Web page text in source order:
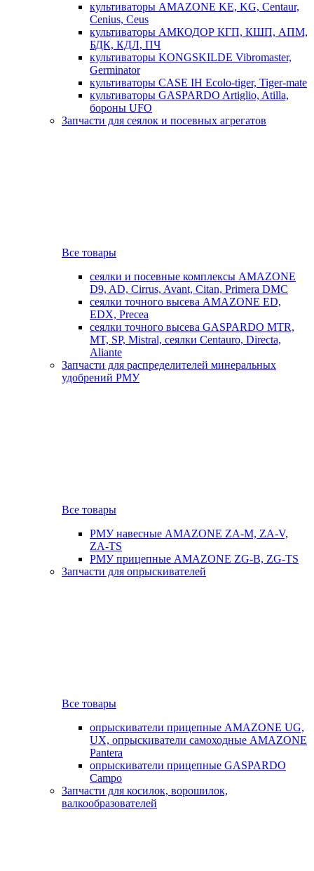
культиваторы AMAZONE KE, KG, Centaur,
Cenius, Ceus
культиваторы АМКОДОР КГП, КШП, АПМ,
БДК, КДЛ, ПЧ
культиваторы KONGSKILDE Vibromaster,
Germinator
культиваторы CASE IH Ecolo-tiger, Tiger-mate
культиваторы GASPARDO Artiglio, Atilla,
бороны UFO
Запчасти для сеялок и посевных агрегатов
Все товары
сеялки и посевные комплексы AMAZONE
D9, AD, Cirrus, Avant, Citan, Primera DMC
сеялки точного высева AMAZONE ED,
EDX, Precea
сеялки точного высева GASPARDO MTR,
MT, SP, Mistral, сеялки Centauro, Directa,
Aliante
Запчасти для распределителей минеральных
удобрений РМУ
Все товары
РМУ навесные AMAZONE ZA-M, ZA-V,
ZA-TS
РМУ прицепные AMAZONE ZG-B, ZG-TS
Запчасти для опрыскивателей
Все товары
опрыскиватели прицепные AMAZONE UG,
UX, опрыскиватели самоходные AMAZONE
Pantera
опрыскиватели прицепные GASPARDO
Campo
Запчасти для косилок, ворошилок,
валкообразователей